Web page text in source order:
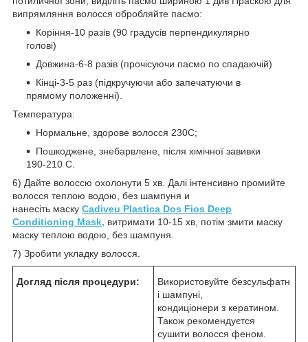
випрямляння волосся обробляйте пасмо:
Коріння-10 разів (90 градусів перпендикулярно
голові)
Довжина-6-8 разів (прочісуючи пасмо по спадаючій)
Кінці-3-5 раз (підкручуючи або запечатуючи в
прямому положенні).
Температура:
Нормальне, здорове волосся 230С;
Пошкоджене, знебарвлене, після хімічної завивки
190-210 С.
6) Дайте волоссю охолонути 5 хв. Далі інтенсивно промийте
волосся теплою водою, без шампуня и
нанесіть маску Cadiveu Plastica Dos Fios Deep
Conditioning Маsk, витримати 10-15 хв, потім змити маску
мaску теплою водою, без шампуня.
7) Зробити укладку волосся.
Догляд після процедури:
Використовуйте безсульфатн
і шампуні,
кондиціонери з кератином.
Також рекомендуєтся
сушити волосся феном.